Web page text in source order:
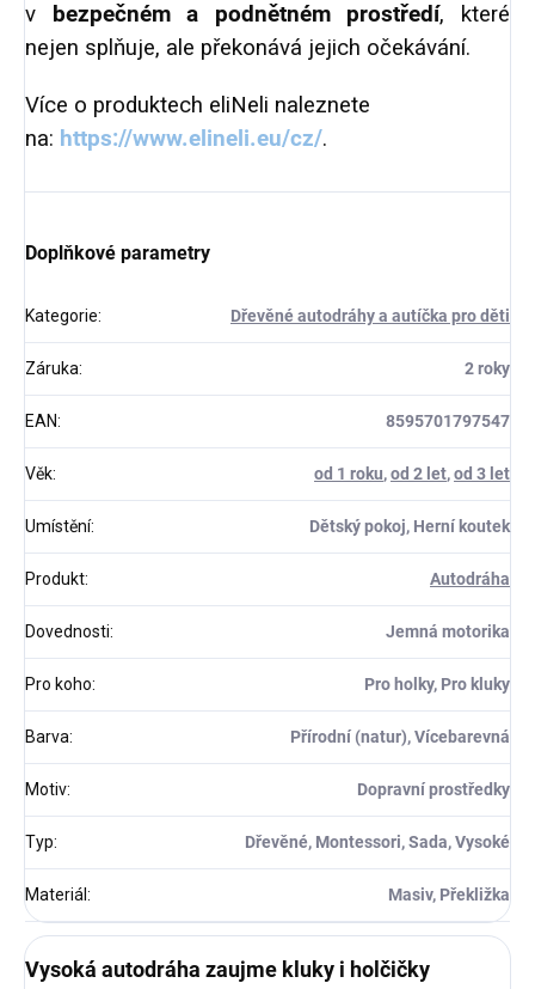
v bezpečném a podnětném prostředí, které
nejen splňuje, ale překonává jejich očekávání.
Více o produktech eliNeli naleznete
na: https://www.elineli.eu/cz/.
Doplňkové parametry
Kategorie: Dřevěné autodráhy a autíčka pro děti
Záruka: 2 roky
EAN: 8595701797547
Věk: od 1 roku,od 2 let,od 3 let
Umístění: Dětský pokoj, Herní koutek
Produkt: Autodráha
Dovednosti: Jemná motorika
Pro koho: Pro holky, Pro kluky
Barva: Přírodní (natur), Vícebarevná
Motiv: Dopravní prostředky
Typ: Dřevěné, Montessori, Sada, Vysoké
Materiál: Masiv, Překližka
Vysoká autodráha zaujme kluky i holčičky